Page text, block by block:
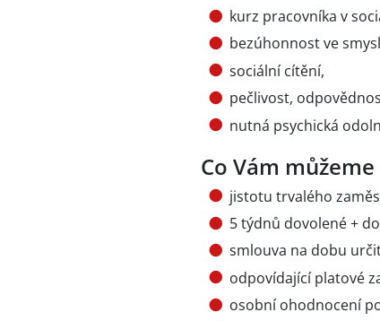
kurz pracovníka v
bezúhonnost ve
sociální cítění,
pečlivost,
nutná psychická
Co Vám
jistotu trvalého
5 týdnů dovolené +
smlouva na dobu
odpovídající platové
osobní ohodnocení